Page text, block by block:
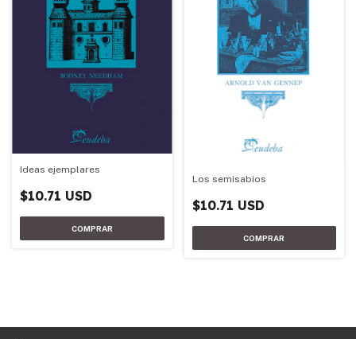
Ideas ejemplares
$10.71 USD
Los semisabios
$10.71 USD